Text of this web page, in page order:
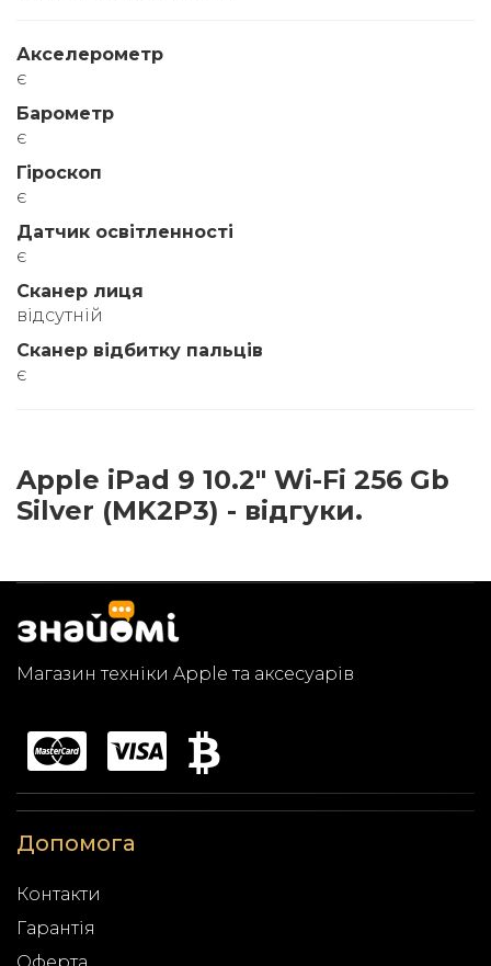
Акселерометр
є
Барометр
є
Гіроскоп
є
Датчик освітленності
є
Сканер лиця
відсутній
Сканер відбитку пальців
є
Apple iPad 9 10.2" Wi-Fi 256 Gb
Silver (MK2P3) - відгуки.
Магазин техніки Apple та аксесуарів
Допомога
Контакти
Гарантія